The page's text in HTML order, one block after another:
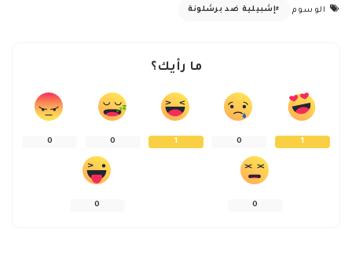
الوسوم إشبيلية ضد برشلونة
ما رأيك؟
1
0
1
0
0
0
0